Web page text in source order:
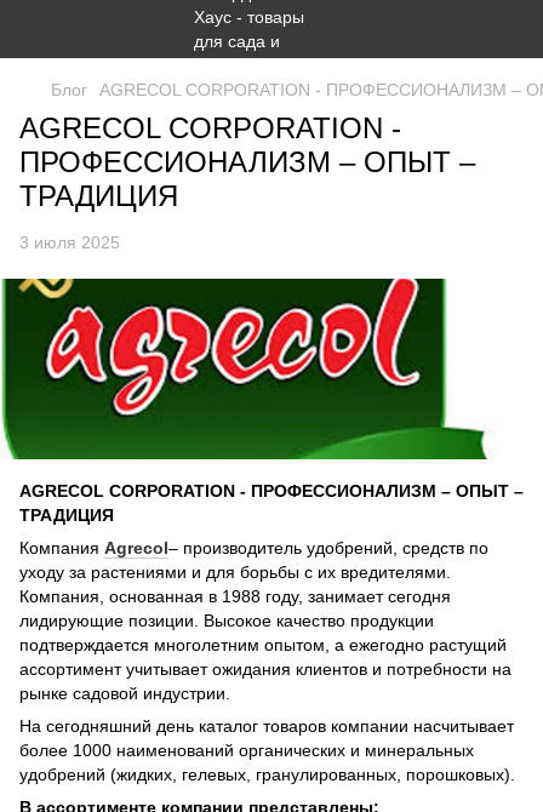
Блог AGRECOL CORPORATION - ПРОФЕССИОНАЛИЗМ –
AGRECOL CORPORATION -
ПРОФЕССИОНАЛИЗМ – ОПЫТ –
ТРАДИЦИЯ
3 июля 2025
AGRECOL CORPORATION - ПРОФЕССИОНАЛИЗМ – ОПЫТ –
ТРАДИЦИЯ
Компания Agrecol– производитель удобрений, средств по
уходу за растениями и для борьбы с их вредителями.
Компания, основанная в 1988 году, занимает сегодня
лидирующие позиции. Высокое качество продукции
подтверждается многолетним опытом, а ежегодно растущий
ассортимент учитывает ожидания клиентов и потребности на
рынке садовой индустрии.
На сегодняшний день каталог товаров компании насчитывает
более 1000 наименований органических и минеральных
удобрений (жидких, гелевых, гранулированных, порошковых).
В ассортименте компании представлены: